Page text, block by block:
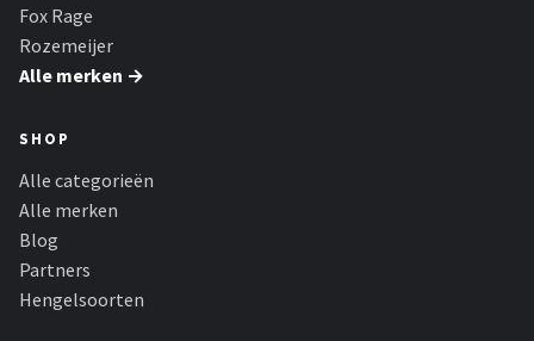
Fox Rage
Rozemeijer
Alle merken →
SHOP
Alle categorieën
Alle merken
Blog
Partners
Hengelsoorten